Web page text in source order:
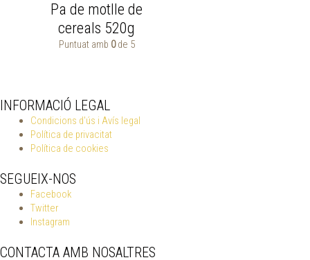
Pa de motlle de
cereals 520g
Puntuat amb 0de 5
INFORMACIÓ LEGAL
Condicions d'ús i Avís legal
Política de privacitat
Política de cookies
SEGUEIX-NOS
Facebook
Twitter
Instagram
CONTACTA AMB NOSALTRES